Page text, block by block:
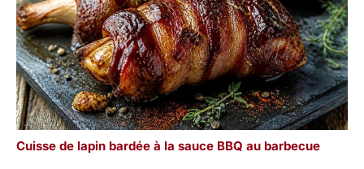
Cuisse de lapin bardée à la sauce BBQ au barbecue